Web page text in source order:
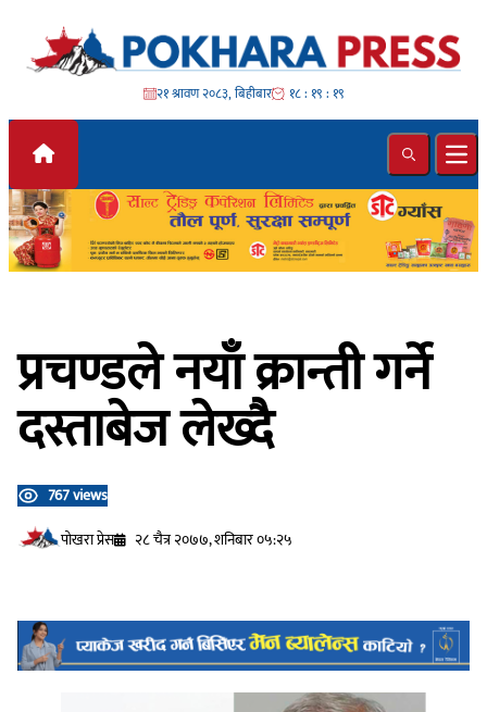
Skip to content
२१ श्रावण २०८३, बिहीबार १८ : १९ : २१
Search
प्रचण्डले नयाँ क्रान्ती गर्ने
दस्ताबेज लेख्दै
767 views
प‍ोखरा प्रेस
२८ चैत्र २०७७, शनिबार ०५:२५